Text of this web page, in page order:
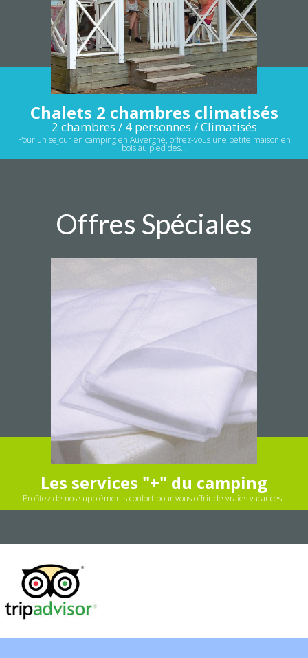
Chalets 2 chambres climatisés
2 chambres / 4 personnes / Climatisés
Pour un sejour en camping en Auvergne, offrez-vous une petite maison en
bois au pied des…
Offres Spéciales
Les services "+" du camping
Profitez de nos suppléments confort pour vous offrir de vraies vacances !